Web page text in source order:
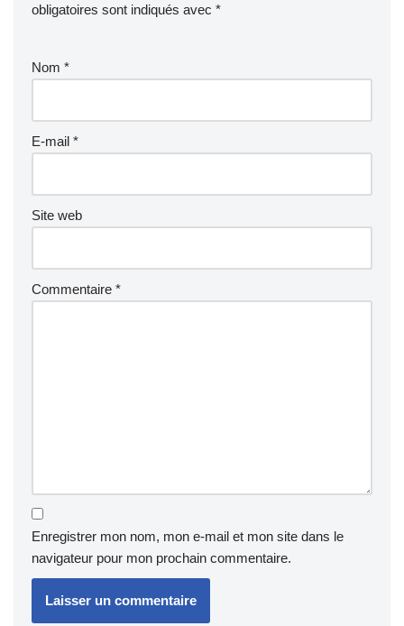
obligatoires sont indiqués avec *
Nom *
E-mail *
Site web
Commentaire *
Enregistrer mon nom, mon e-mail et mon site dans le
navigateur pour mon prochain commentaire.